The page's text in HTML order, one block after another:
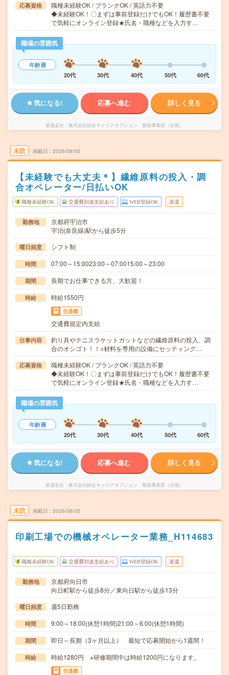
応募資格
職種未経験OK / ブランクOK / 英語力不要
◆未経験OK！〇まずは事前登録だけでもOK！履歴書不要
で気軽にオンライン登録★氏名・職種などを入力す…
職場の雰囲気
年齢層
20代
30代 40代 50代 60代
気になる! 応募へ進む 詳しく見る
派遣会社 株式会社綜合キャリアオプション 製造事業部（全国）
未読 掲載日 2026/08/05
【未経験でも大丈夫＊】繊維原料の投入・調
合オペレーター/日払いOK
職種未経験OK 交通費別途支給あり WEB登録OK 派遣
勤務地
京都府宇治市
宇治(奈良線)駅から徒歩5分
曜日頻度 シフト制
時間 07:00～15:0023:00～07:0015:00～23:00
期間 長期でお仕事できる方、大歓迎！
時給 時給1550円
交通費
交通費規定内支給
仕事内容
釣り具やテニスラケットガットなどの繊維原料の投入、調
合のオシゴト！！○材料を専用の設備にセッティング…
応募資格
職種未経験OK / ブランクOK / 英語力不要
◆未経験OK！〇まずは事前登録だけでもOK！履歴書不要
で気軽にオンライン登録★氏名・職種などを入力す…
職場の雰囲気
年齢層
20代
30代 40代 50代 60代
気になる! 応募へ進む 詳しく見る
派遣会社 株式会社綜合キャリアオプション 製造事業部（全国）
未読 掲載日 2026/08/05
印刷工場での機械オペレーター業務_H114683
職種未経験OK 交通費別途支給あり WEB登録OK 派遣
勤務地
京都府向日市
向日町駅から徒歩8分／東向日駅から徒歩13分
曜日頻度 週5日勤務
時間 9:00～18:00(休憩1時間)21:00～6:00(休憩1時間)
期間 即日～長期（3ヶ月以上） 最短で応募開始から1週間！
時給 時給1280円 ※研修期間中は時給1200円になります。
交通費